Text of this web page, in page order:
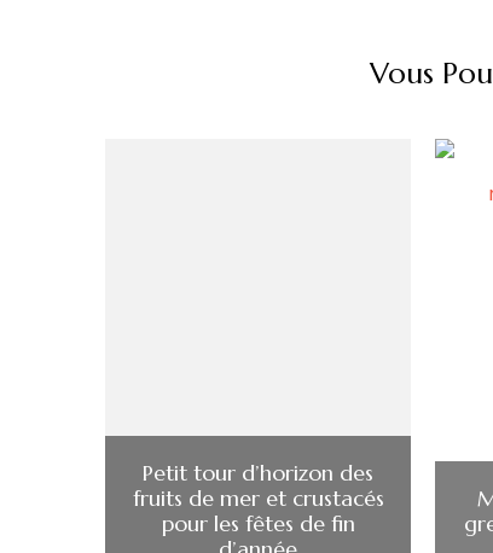
Vous
Petit tour d’horizon des
fruits de mer et crustacés
pour les fêtes de fin